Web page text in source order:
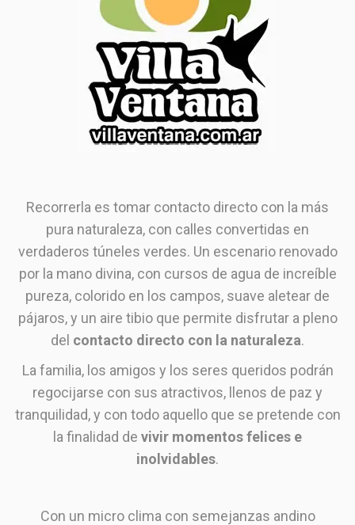
Recorrerla es tomar contacto directo con la más
pura naturaleza, con calles convertidas en
verdaderos túneles verdes. Un escenario renovado
por la mano divina, con cursos de agua de increíble
pureza, colorido en los campos, suave aletear de
pájaros, y un aire tibio que permite disfrutar a pleno
del contacto directo con la naturaleza.
La familia, los amigos y los seres queridos podrán
regocijarse con sus atractivos, llenos de paz y
tranquilidad, y con todo aquello que se pretende con
la finalidad de vivir momentos felices e
inolvidables.
Con un micro clima con semejanzas andino